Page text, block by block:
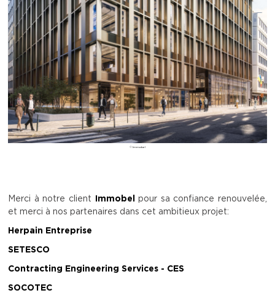
© Immobel
Merci à notre client Immobel
pour sa confiance renouvelée,
et merci à nos partenaires dans cet ambitieux projet:
Herpain Entreprise
SETESCO
Contracting Engineering Services - CES
SOCOTEC